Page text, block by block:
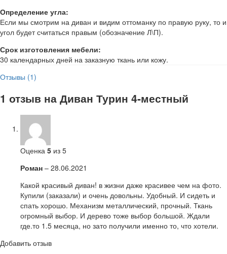
Определение угла:
Если мы смотрим на диван и видим оттоманку по правую руку, то и
угол будет считаться правым (обозначение Л\П).
Срок изготовления мебели:
30 календарных дней на заказную ткань или кожу.
Отзывы (1)
1 отзыв на Диван Турин 4-местный
Оценка 5 из 5
Роман – 28.06.2021
Какой красивый диван! в жизни даже красивее чем на фото.
Купили (заказали) и очень довольны. Удобный. И сидеть и
спать хорошо. Механизм металлический, прочный. Ткань
огромный выбор. И дерево тоже выбор большой. Ждали
где.то 1.5 месяца, но зато получили именно то, что хотели.
Добавить отзыв